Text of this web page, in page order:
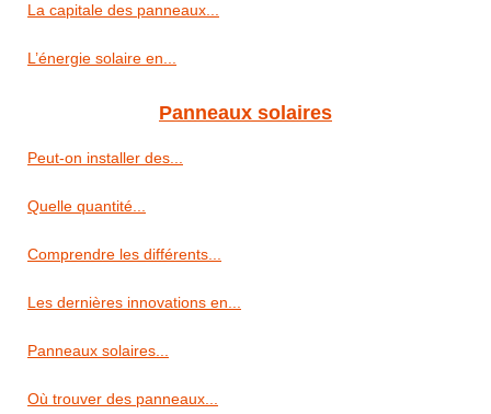
La capitale des panneaux...
L’énergie solaire en...
Panneaux solaires
Peut-on installer des...
Quelle quantité...
Comprendre les différents...
Les dernières innovations en...
Panneaux solaires...
Où trouver des panneaux...